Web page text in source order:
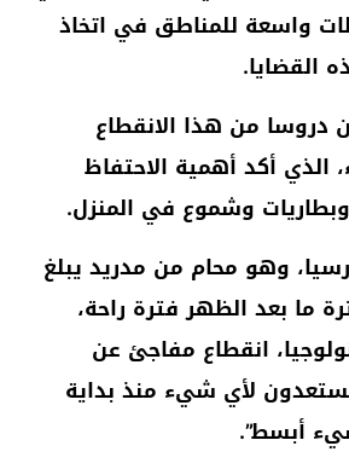
واسعة للمناطق في اتخاذ
القضايا.
دروسا من هذا الانقطاع
الذي أكد أهمية الاحتفاظ
وبطاريات وشموع في المنزل.
وهو محام من مدريد يبلغ
ما بعد الظهر فترة راحة،
انقطاع مفاجئ عن
لأي شيء منذ بداية
أبسط”.